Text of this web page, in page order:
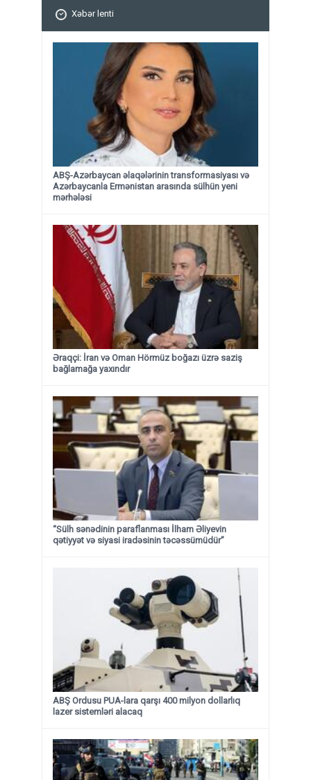
Xəbər lenti
ABŞ-Azərbaycan əlaqələrinin transformasiyası və
Azərbaycanla Ermənistan arasında sülhün yeni
mərhələsi
Əraqçi: İran və Oman Hörmüz boğazı üzrə saziş
bağlamağa yaxındır
“Sülh sənədinin paraflanması İlham Əliyevin
qətiyyət və siyasi iradəsinin təcəssümüdür”
ABŞ Ordusu PUA-lara qarşı 400 milyon dollarlıq
lazer sistemləri alacaq